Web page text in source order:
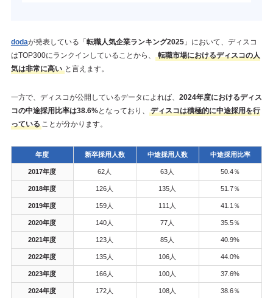
dodaが発表している「 転職人気企業ランキング2025」において、ディスコ
はTOP300にランクインしていることから、
転職市場におけるディスコの人
気は非常に高い と言えます。
一方で、ディスコが公開しているデータによれば、 2024年度におけるディス
コの中途採用比率は38.6%となっており、
ディスコは積極的に中途採用を行
っていることが分かります。
年度 新卒採用人数 中途採用人数 中途採用比率
2017年度 62人 63人 50.4％
2018年度 126人 135人 51.7％
2019年度 159人 111人 41.1％
2020年度 140人 77人 35.5％
2021年度 123人 85人 40.9%
2022年度 135人 106人 44.0%
2023年度 166人 100人 37.6%
2024年度 172人 108人 38.6％